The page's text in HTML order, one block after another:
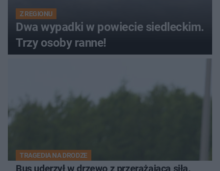
Z REGIONU
Dwa wypadki w powiecie siedleckim.
Trzy osoby ranne!
TRAGEDIA NA DRODZE
Bus uderzył w drzewo z przerażającą siłą.